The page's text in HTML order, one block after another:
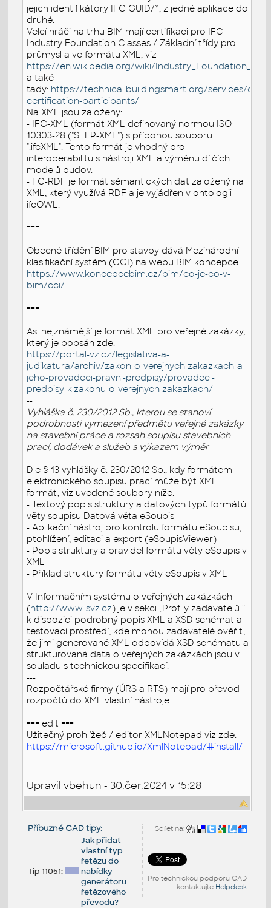
jejich identifikátory IFC GUID/*, z jedné aplikace do
druhé.
Velcí hráči na trhu BIM mají certifikaci pro IFC
Industry Foundation Classes / Základní třídy pro
průmysl a ve formátu XML, viz
https://en.wikipedia.org/wiki/
a také
tady: https://technical.buildingsmart.org/services/
certification-participants/
Na XML jsou založeny:
- IFC-XML (formát XML definovaný normou ISO
10303-28 ("STEP-XML") s příponou souboru
".ifcXML". Tento formát je vhodný pro
interoperabilitu s nástroji XML a výměnu dílčích
modelů budov.
- FC-RDF je formát sémantických dat založený na
XML, který využívá RDF a je vyjádřen v ontologii
ifcOWL.
===
Obecné třídění BIM pro stavby dává Mezinárodní
klasifikační systém (CCI) na webu BIM koncepce
https://www.koncepcebim.cz/bim/co-je-co-v-
bim/cci/
===
Asi nejznámější je formát XML pro veřejné zakázky,
který je popsán zde:
https://portal-vz.cz/legislativa-a-
judikatura/archiv/zakon-o-verejnych-zakazkach-a-
jeho-provadeci-pravni-predpisy/provadeci-
predpisy-k-zakonu-o-verejnych-zakazkach/
--
Vyhláška č. 230/2012 Sb., kterou se stanoví
podrobnosti vymezení předmětu veřejné zakázky
na stavební práce a rozsah soupisu stavebních
prací, dodávek a služeb s výkazem výměr
Dle § 13 vyhlášky č. 230/2012 Sb., kdy formátem
elektronického soupisu prací může být XML
formát, viz uvedené soubory níže:
- Textový popis struktury a datových typů formátů
věty soupisu Datová věta eSoupis
- Aplikační nástroj pro kontrolu formátu eSoupisu,
ptohlížení, editaci a export (eSoupisViewer)
- Popis struktury a pravidel formátu věty eSoupis v
XML
- Příklad struktury formátu věty eSoupis v XML
---
V Informačním systému o veřejných zakázkách
(http://www.isvz.cz) je v sekci „Profily zadavatelů “
k dispozici podrobný popis XML a XSD schémat a
testovací prostředí, kde mohou zadavatelé ověřit,
že jimi generované XML odpovídá XSD schématu a
strukturovaná data o veřejných zakázkách jsou v
souladu s technickou specifikací.
---
Rozpočtářské firmy (ÚRS a RTS) mají pro převod
rozpočtů do XML vlastní nástroje.
=== edit ===
Užitečný prohlížeč / editor XMLNotepad viz zde:
https://microsoft.github.io/XmlNotepad/#install/
Upravil vbehun - 30.čer.2024 v 15:28
Sdílet na:
Pro technickou podporu CAD
kontaktujte Helpdesk
Příbuzné CAD tipy:
Tip 11051:
Jak přidat
vlastní typ
řetězu do
nabídky
generátoru
řetězového
převodu?